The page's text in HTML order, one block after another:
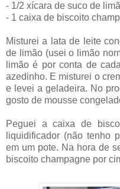
- 1/2 xícara de suco de
- 1 caixa de biscoito
Misturei a lata de leite
de limão (usei o limão
limão é por conta de
azedinho. E misturei o
e levei a geladeira. No
gosto de mousse
Peguei a caixa de
liquidificador (não tenho
em um pote. Na hora de
biscoito champagne por